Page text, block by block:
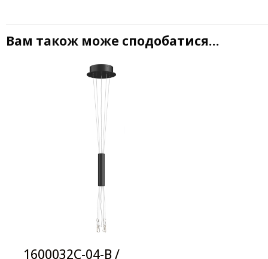
Вам також може сподобатися…
1600032C-04-B /